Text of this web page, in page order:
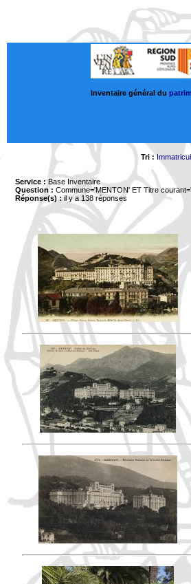
Inventaire général du
Tri :
Service : Base Inventaire
Question : Commune='MENTON' ET Titre
Réponse(s) :il y a 138 réponses